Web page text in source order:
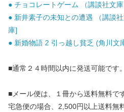
● チョコレートゲーム （講談社文
● 新井素子の未知との遭遇 （講談
庫]
● 新婚物語 2 引っ越し貧乏 (角川文
■通常２４時間以内に発送可能です。
■メール便は、１冊から送料無料です
宅急便の場合、2,500円以上送料無